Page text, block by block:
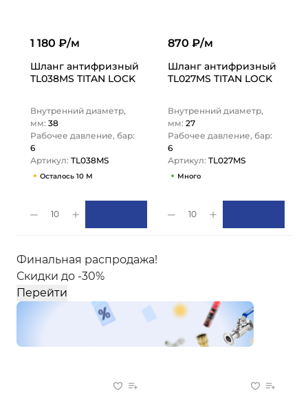
1 180 ₽/м
Шланг антифризный
TL038MS TITAN LOCK
Внутренний диаметр,
мм: 38
Рабочее давление, бар:
6
Артикул: TL038MS
Осталось 10 М
10
870 ₽/м
Шланг антифризный
TL027MS TITAN LOCK
Внутренний диаметр,
мм: 27
Рабочее давление, бар:
6
Артикул: TL027MS
Много
10
Финальная распродажа!
Скидки до -30%
Перейти